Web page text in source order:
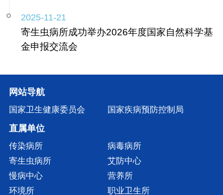
2025-11-21
寄生虫病所成功举办2026年度国家自然科学基
金申报交流会
网站导航
国家卫生健康委员会 国家疾病预防控制局
直属单位
传染病所
病毒病所
寄生虫病所
艾防中心
慢病中心
营养所
环境所
职业卫生所